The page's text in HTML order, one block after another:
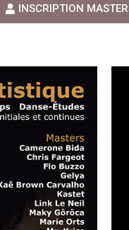
INSCRIPTION